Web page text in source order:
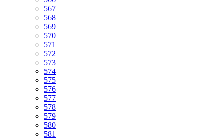
567
568
569
570
571
572
573
574
575
576
577
578
579
580
581